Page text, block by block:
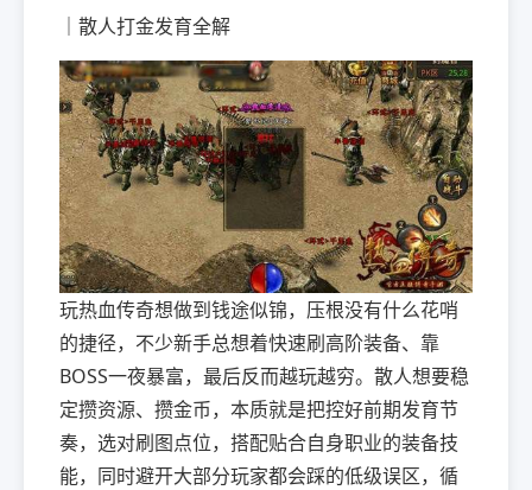
｜散人打金发育全解
玩热血传奇想做到钱途似锦，压根没有什么花哨
的捷径，不少新手总想着快速刷高阶装备、靠
BOSS一夜暴富，最后反而越玩越穷。散人想要稳
定攒资源、攒金币，本质就是把控好前期发育节
奏，选对刷图点位，搭配贴合自身职业的装备技
能，同时避开大部分玩家都会踩的低级误区，循